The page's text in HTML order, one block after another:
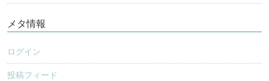
メタ情報
ログイン
投稿フィード